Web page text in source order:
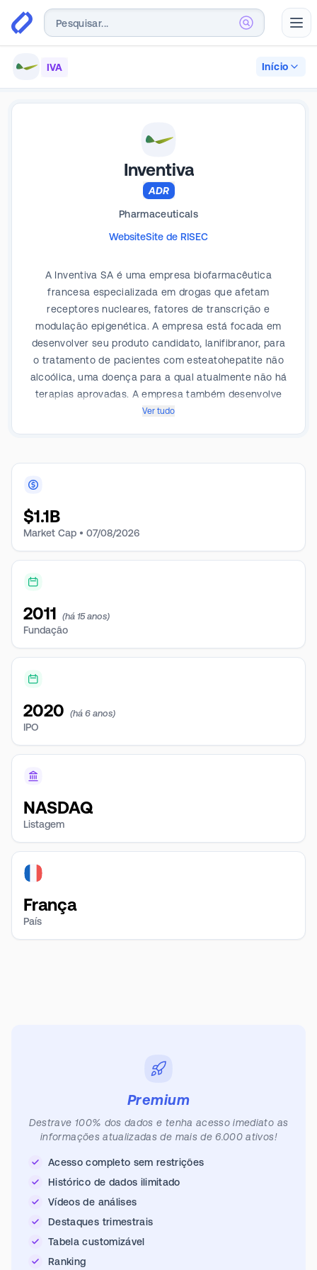
IVA Início
Inventiva
ADR
Pharmaceuticals
WebsiteSite de RISEC
A Inventiva SA é uma empresa biofarmacêutica
francesa especializada em drogas que afetam
receptores nucleares, fatores de transcrição e
modulação epigenética. A empresa está focada em
desenvolver seu produto candidato, lanifibranor, para
o tratamento de pacientes com esteatohepatite não
alcoólica, uma doença para a qual atualmente não há
terapias aprovadas. A empresa também desenvolve
um portfólio de programas de terapia pré-clínica.
oncologia, fibrose e doenças raras. Todas as
operações da empresa são na França. A maior parte
Ver tudo
$1.1B
Market Cap • 07/08/2026
2011 (há 15 anos)
Fundação
2020 (há 6 anos)
IPO
NASDAQ
Listagem
França
País
Premium
Destrave 100% dos dados e tenha acesso imediato as
informações atualizadas de mais de 6.000 ativos!
Acesso completo sem restrições
Histórico de dados ilimitado
Vídeos de análises
Destaques trimestrais
Tabela customizável
Ranking